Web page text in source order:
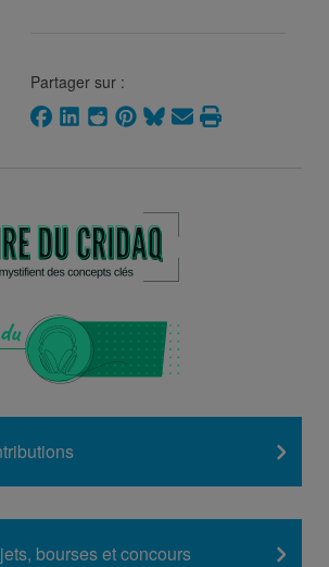
Partager sur :
bourses et concours